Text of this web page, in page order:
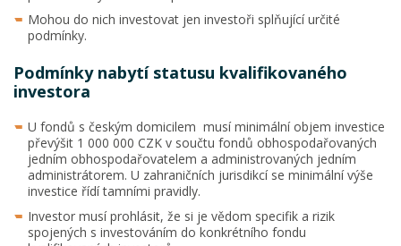
Mohou do nich investovat jen investoři splňující určité
podmínky.
Podmínky nabytí statusu kvalifikovaného
investora
U fondů s českým domicilem musí minimální objem investice
převýšit 1 000 000 CZK v součtu fondů obhospodařovaných
jedním obhospodařovatelem a administrovaných jedním
administrátorem. U zahraničních jurisdikcí se minimální výše
investice řídí tamními pravidly.
Investor musí prohlásit, že si je vědom specifik a rizik
spojených s investováním do konkrétního fondu